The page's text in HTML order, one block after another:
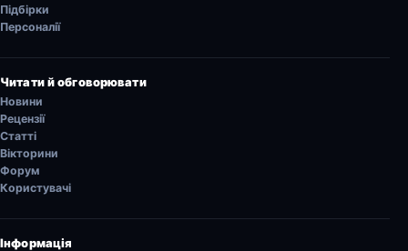
Підбірки
Персоналії
Читати й обговорювати
Новини
Рецензії
Статті
Вікторини
Форум
Користувачі
Інформація